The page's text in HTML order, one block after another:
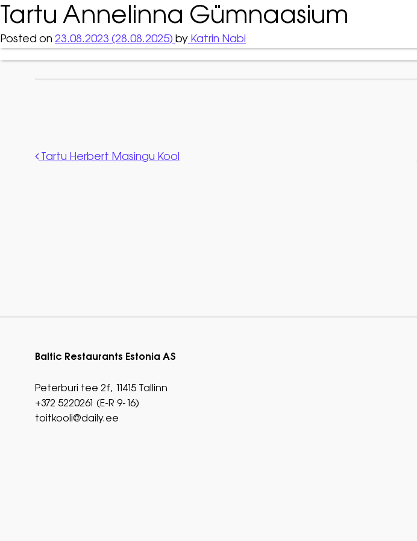
Tartu Annelinna Gümnaasium
Posted on 23.08.2023 (28.08.2025) by Katrin Nabi
Post navigation
Tartu Herbert Masingu Kool
Baltic Restaurants Estonia AS
Peterburi tee 2f, 11415 Tallinn
+372 5220261 (E-R 9-16)
toitkooli@daily.ee